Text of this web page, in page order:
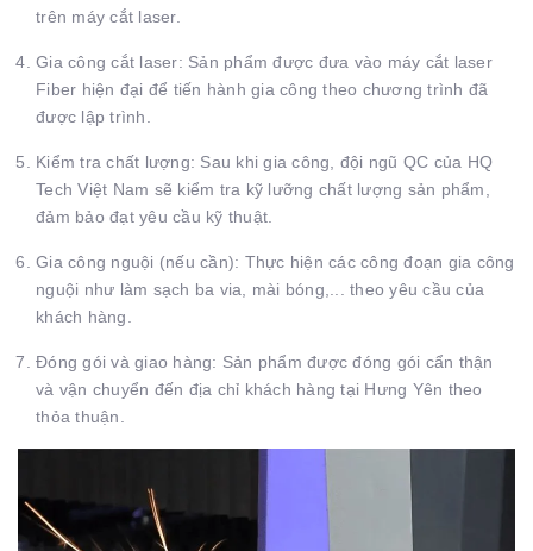
trên máy cắt laser.
Gia công cắt laser: Sản phẩm được đưa vào máy cắt laser
Fiber hiện đại để tiến hành gia công theo chương trình đã
được lập trình.
Kiểm tra chất lượng: Sau khi gia công, đội ngũ QC của HQ
Tech Việt Nam sẽ kiểm tra kỹ lưỡng chất lượng sản phẩm,
đảm bảo đạt yêu cầu kỹ thuật.
Gia công nguội (nếu cần): Thực hiện các công đoạn gia công
nguội như làm sạch ba via, mài bóng,... theo yêu cầu của
khách hàng.
Đóng gói và giao hàng: Sản phẩm được đóng gói cẩn thận
và vận chuyển đến địa chỉ khách hàng tại Hưng Yên theo
thỏa thuận.